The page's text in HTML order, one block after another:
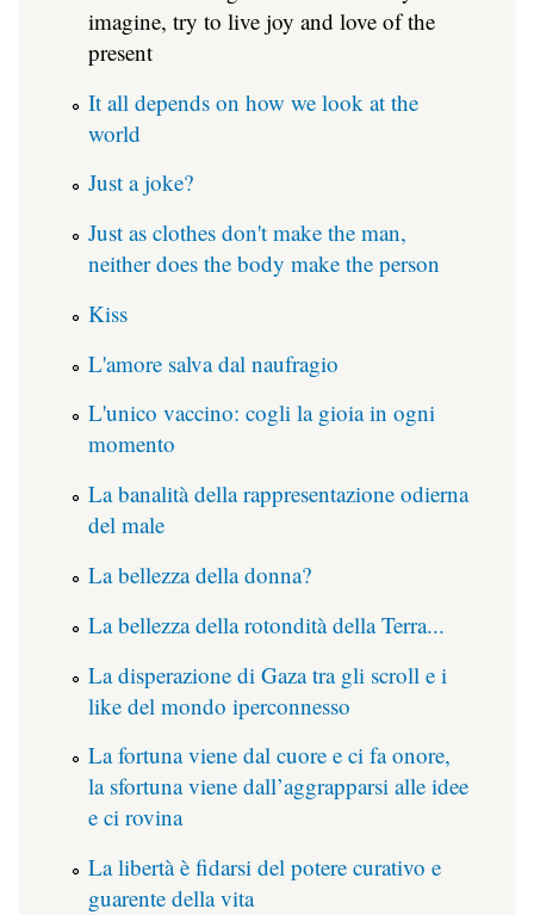
imagine, try to live joy and love of the
present
It all depends on how we look at the
world
Just a joke?
Just as clothes don't make the man,
neither does the body make the person
Kiss
L'amore salva dal naufragio
L'unico vaccino: cogli la gioia in ogni
momento
La banalità della rappresentazione odierna
del male
La bellezza della donna?
La bellezza della rotondità della Terra...
La disperazione di Gaza tra gli scroll e i
like del mondo iperconnesso
La fortuna viene dal cuore e ci fa onore,
la sfortuna viene dall’aggrapparsi alle idee
e ci rovina
La libertà è fidarsi del potere curativo e
guarente della vita